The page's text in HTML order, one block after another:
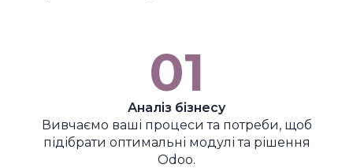
01
Аналіз бізнесу
Вивчаємо ваші процеси та потреби, щоб
підібрати оптимальні модулі та рішення
Odoo.